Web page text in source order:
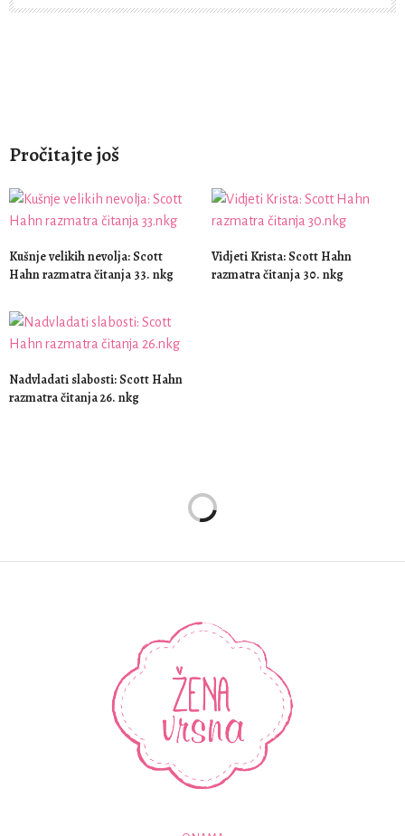
Pročitajte još
Kušnje velikih nevolja: Scott
Hahn razmatra čitanja 33. nkg
Vidjeti Krista: Scott Hahn
razmatra čitanja 30. nkg
Nadvladati slabosti: Scott Hahn
razmatra čitanja 26. nkg